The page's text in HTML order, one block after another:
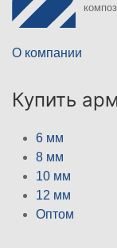
О компании
Купить
6 мм
8 мм
10 мм
12 мм
Оптом